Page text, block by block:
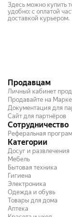
Здесь можно купить
удобно: с оплатой
доставкой курьером.
Продавцам
Личный кабинет
Продавайте на
Документация для
Сайт для партнёров
Сотрудничество
Реферальная
Категории
Досуг и развлечения
Мебель
Бытовая техника
Гигиена
Электроника
Одежда и обувь
Товары для дома
Аптека